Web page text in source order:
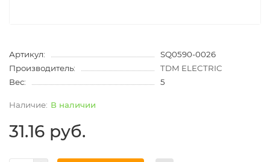
Артикул:
SQ0590-0026
Производитель:
TDM ELECTRIC
Вес:
5
В наличии
31.16 руб.